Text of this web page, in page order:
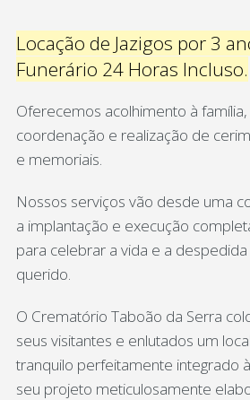
Locação de Jazigos por 3
Funerário 24 Horas Incluso.
Oferecemos acolhimento à
coordenação e realização de
e memoriais.
Nossos serviços vão desde uma
a implantação e execução
para celebrar a vida e a
querido.
O Crematório Taboão da Serra
seus visitantes e enlutados um
tranquilo perfeitamente integrado
seu projeto meticulosamente